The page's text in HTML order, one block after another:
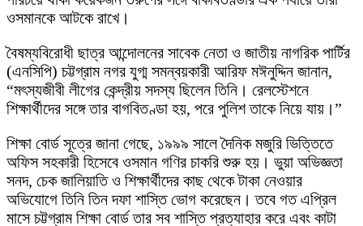
ওসমানকে আটকে রাখে।
বৈষম্যবিরোধী ছাত্র আন্দোলনের সাবেক নেতা ও জাতীয় নাগরিক পার্টির
(এনসিপি) চট্টগ্রাম নগর যুগ্ম সমন্বয়কারী আরিফ মঈনুদ্দিন জানান,
“মৎস্যজীবী লীগের কেন্দ্রীয় সদস্য ছিলেন তিনি। রেলস্টেশনে
শিক্ষার্থীদের সঙ্গে তার বাগবিতণ্ডা হয়, পরে পুলিশ তাকে নিয়ে যায়।”
শিক্ষা বোর্ড সূত্রে জানা গেছে, ১৯৯৯ সালে দৈনিক মজুরি ভিত্তিতে
অফিস সহকারী হিসেবে ওসমান গণির চাকরি শুরু হয়। ভুয়া অভিজ্ঞতা
সনদ, চেক জালিয়াতি ও শিক্ষার্থীদের কাছ থেকে টাকা নেওয়ার
অভিযোগে তিনি তিন দফা শাস্তি ভোগ করেছেন। তবে গত এপ্রিল
মাসে চট্টগ্রাম শিক্ষা বোর্ড তার সব শাস্তি প্রত্যাহার করে এবং কাটা